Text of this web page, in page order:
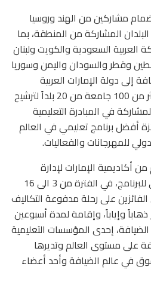
مشاركين من الهند وروسيا
المشاركة من المنطقة، بما
العربية السعودية والكويت ولبنان
وقطر والسودان واليمن وسوريا
إلى دولة الإمارات العربية
المتحدة. وقد تمت دعوة أكثر من 100 جامعة من 20 بلداً لترشيح
في المبادرة التعليمية
أفضل برنامج تعليمي في العالم
أكاديمية الإمارات لإدارة
في الفترة من 3 الى
16
على رحلة مدفوعة التكاليف
وإياباً، وإقامة لمدة أسبوعين
الضيافة، إحدى المؤسسات التعليمية
على مستوى العالم وتديرها
في عالم الضيافة وأحد أعضاء